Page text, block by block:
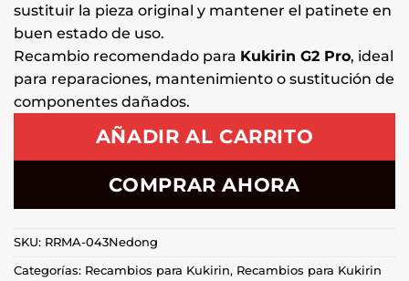
sustituir la pieza original y mantener el patinete en
buen estado de uso.
Recambio recomendado para Kukirin G2 Pro, ideal
para reparaciones, mantenimiento o sustitución de
componentes dañados.
AÑADIR AL CARRITO
COMPRAR AHORA
SKU: RRMA-043Nedong
Categorías: Recambios para Kukirin, Recambios para Kukirin